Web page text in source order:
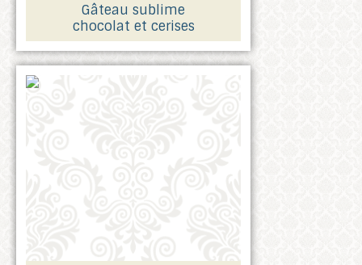
Gâteau sublime
chocolat et cerises